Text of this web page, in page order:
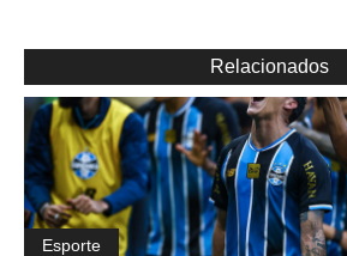
Relacionados
Esporte